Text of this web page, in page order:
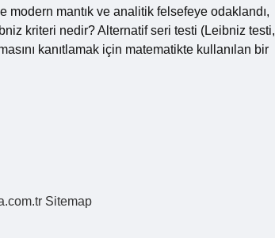
modern mantık ve analitik felsefeye odaklandı,
kriteri nedir? Alternatif seri testi (Leibniz testi,
kanıtlamak için matematikte kullanılan bir
Sitemap